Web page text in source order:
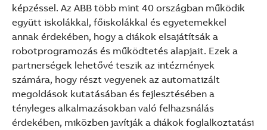
képzéssel. Az ABB több mint 40 országban működik
együtt iskolákkal, főiskolákkal és egyetemekkel
annak érdekében, hogy a diákok elsajátítsák a
robotprogramozás és működtetés alapjait. Ezek a
partnerségek lehetővé teszik az intézmények
számára, hogy részt vegyenek az automatizált
megoldások kutatásában és fejlesztésében a
tényleges alkalmazásokban való felhazsnálás
érdekében, miközben javítják a diákok foglalkoztatási